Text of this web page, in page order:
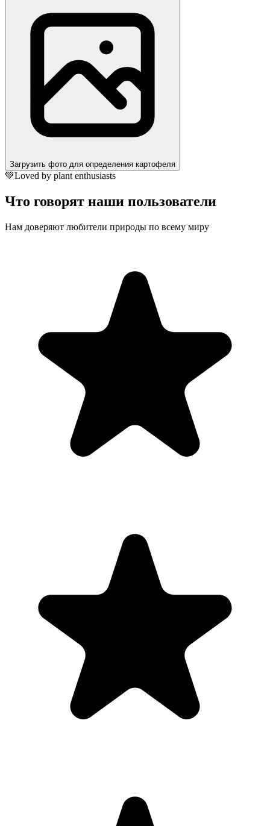
Загрузить фото для определения картофеля
💚Loved by plant enthusiasts
Что говорят наши пользователи
Нам доверяют любители природы по всему миру